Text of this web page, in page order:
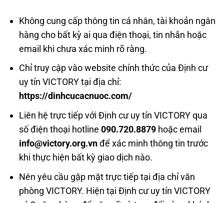
Không cung cấp thông tin cá nhân, tài khoản ngân
hàng cho bất kỳ ai qua điện thoại, tin nhắn hoặc
email khi chưa xác minh rõ ràng.
Chỉ truy cập vào website chính thức của Định cư
uy tín VICTORY tại địa chỉ:
https://dinhcucacnuoc.com/
Liên hệ trực tiếp với Định cư uy tín VICTORY qua
số điện thoại hotline090.720.8879 hoặc email
info@victory.org.vnđể xác minh thông tin trước
khi thực hiện bất kỳ giao dịch nào.
Nên yêu cầu gặp mặt trực tiếp tại địa chỉ văn
phòng VICTORY. Hiện tại Định cư uy tín VICTORY